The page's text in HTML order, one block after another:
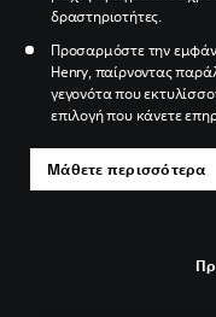
δραστηριοτήτες.
Προσαρμόστε την
Henry, παίρνοντας
γεγονότα που
επιλογή που κάνετε
Μάθετε περισσότερα